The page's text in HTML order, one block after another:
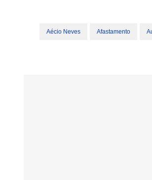
Aécio Neves Afastamento